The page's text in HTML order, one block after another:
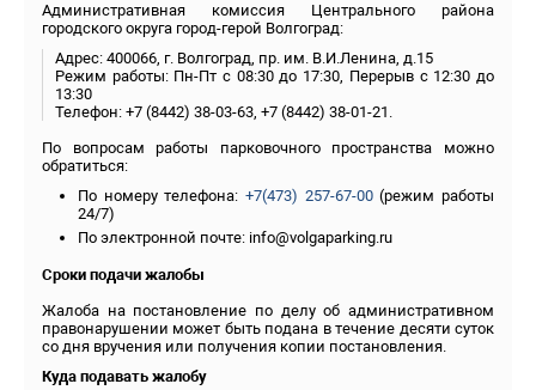
Административная комиссия Центрального района
городского округа город-герой Волгоград:
Адрес: 400066, г. Волгоград, пр. им. В.И.Ленина, д.15
Режим работы: Пн-Пт с 08:30 до 17:30, Перерыв с 12:30 до
13:30
Телефон: +7 (8442) 38-03-63, +7 (8442) 38-01-21.
По вопросам работы парковочного пространства можно
обратиться:
По номеру телефона: +7(473) 257-67-00(режим работы
24/7)
По электронной почте: info@volgaparking.ru
Сроки подачи жалобы
Жалоба на постановление по делу об административном
правонарушении может быть подана в течение десяти суток
со дня вручения или получения копии постановления.
Куда подавать жалобу